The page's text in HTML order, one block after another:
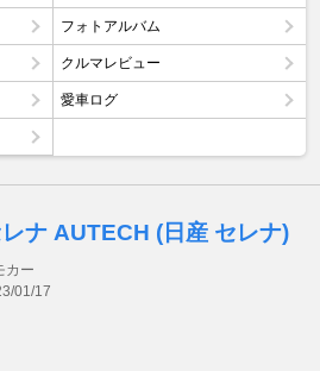
フォトアルバム
クルマレビュー
愛車ログ
ナ AUTECH (日産 セレナ)
カー
01/17